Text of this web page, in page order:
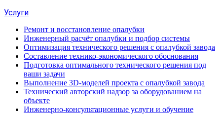
Услуги
Ремонт и восстановление опалубки
Инженерный расчёт опалубки и подбор системы
Оптимизация технического решения с опалубкой завода
Составление технико-экономического обоснования
Подготовка оптимального технического решения под
ваши задачи
Выполнение 3D-моделей проекта с опалубкой завода
Технический авторский надзор за оборудованием на
объекте
Инженерно-консультационные услуги и обучение